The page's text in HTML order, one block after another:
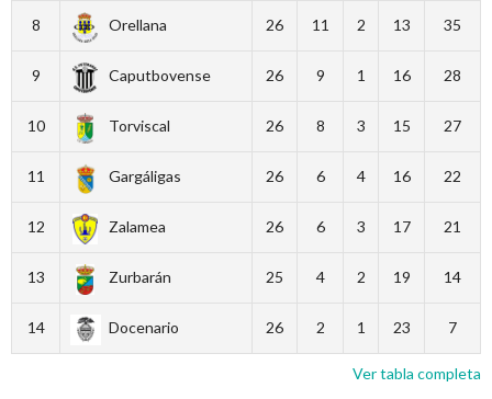
8 Orellana 26 11 2 13 35
9 Caputbovense 26 9 1 16 28
10 Torviscal 26 8 3 15 27
11 Gargáligas 26 6 4 16 22
12 Zalamea 26 6 3 17 21
13 Zurbarán 25 4 2 19 14
14 Docenario 26 2 1 23 7
Ver tabla completa